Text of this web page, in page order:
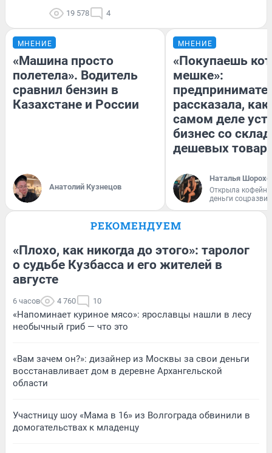
19 578 4
МНЕНИЕ
«Машина просто
полетела». Водитель
сравнил бензин в
Казахстане и России
Анатолий Кузнецов
МНЕНИЕ
«Покупаешь
мешке»:
рассказала, как
самом деле
бизнес со
дешевых
Наталья
Открыла
деньги
РЕКОМЕНДУЕМ
«Плохо, как никогда до этого»: таролог
о судьбе Кузбасса и его жителей в
августе
6 часов 4 760 10
«Напоминает куриное мясо»: ярославцы нашли в лесу
необычный гриб — что это
«Вам зачем он?»: дизайнер из Москвы за свои деньги
восстанавливает дом в деревне Архангельской
области
Участницу шоу «Мама в 16» из Волгограда обвинили в
домогательствах к младенцу